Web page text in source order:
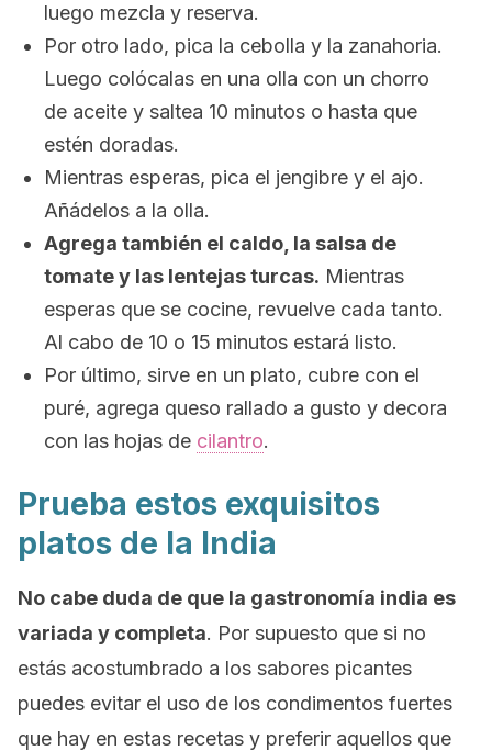
luego mezcla y reserva.
Por otro lado, pica la cebolla y la zanahoria.
Luego colócalas en una olla con un chorro
de aceite y saltea 10 minutos o hasta que
estén doradas.
Mientras esperas, pica el jengibre y el ajo.
Añádelos a la olla.
Agrega también el caldo, la salsa de
tomate y las lentejas turcas. Mientras
esperas que se cocine, revuelve cada tanto.
Al cabo de 10 o 15 minutos estará listo.
Por último, sirve en un plato, cubre con el
puré, agrega queso rallado a gusto y decora
con las hojas de cilantro.
Prueba estos exquisitos
platos de la India
No cabe duda de que la gastronomía india es
variada y completa. Por supuesto que si no
estás acostumbrado a los sabores picantes
puedes evitar el uso de los condimentos fuertes
que hay en estas recetas y preferir aquellos que